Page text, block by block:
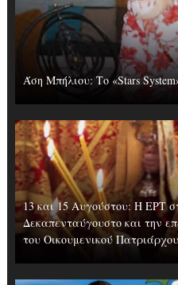
Άση Μπήλιου: Το «Stars
13 και 15 Αυγούστου: Η ΕΡΤ
Δεκαπενταύγουστο και την
του Οικουμενικού Πατριάρχου